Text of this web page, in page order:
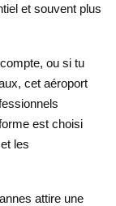
et souvent plus
ou si tu
cet aéroport
est choisi
les
attire une